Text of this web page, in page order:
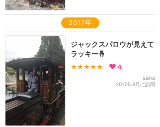
2017年
ジャックスパロウが見えて
ラッキー🤞
★★★★★ 4
sana
2017年8月に訪問